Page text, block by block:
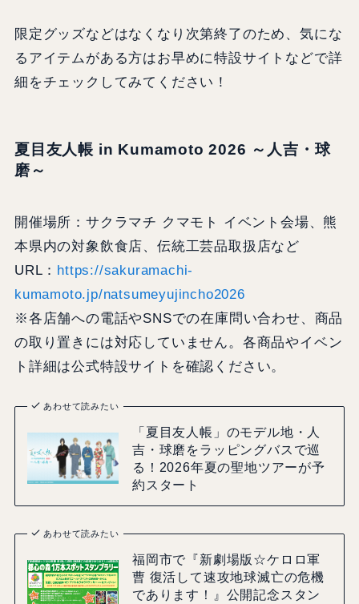
限定グッズなどはなくなり次第終了のため、気にな
るアイテムがある方はお早めに特設サイトなどで詳
細をチェックしてみてください！
夏目友人帳 in Kumamoto 2026 ～人吉・球
磨～
開催場所：サクラマチ クマモト イベント会場、熊
本県内の対象飲食店、伝統工芸品取扱店など
URL： https://sakuramachi-
kumamoto.jp/natsumeyujincho2026
※各店舗への電話やSNSでの在庫問い合わせ、商品
の取り置きには対応していません。各商品やイベン
ト詳細は公式特設サイトを確認ください。
あわせて読みたい
「夏目友人帳」のモデル地・人
吉・球磨をラッピングバスで巡
る！2026年夏の聖地ツアーが予
約スタート
あわせて読みたい
福岡市で『新劇場版☆ケロロ軍
曹 復活して速攻地球滅亡の危機
であります！』公開記念スタン